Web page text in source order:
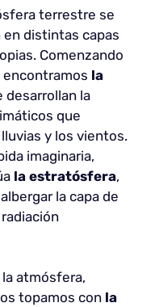
terrestre se
distintas capas
Comenzando
la
desarrollan la
que
y los vientos.
imaginaria,
la estratósfera,
la capa de
atmósfera,
topamos con la